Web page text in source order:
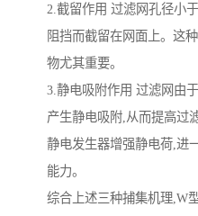
2.截留作用 过滤网孔径小
阻挡而截留在网面上。这
物尤其重要。
3.静电吸附作用 过滤网由
产生静电吸附,从而提高过
静电发生器增强静电荷,进
能力。
综合上述三种捕集机理,W